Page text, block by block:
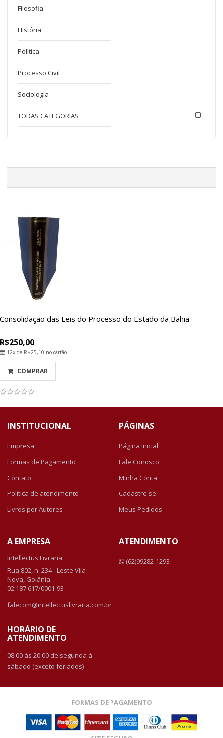
Filosofia
História
Política
Processo Civil
Sociologia
TODAS CATEGORIAS
Consolidação das Leis do Processo do Estado da Bahia
R$250,00
12x de R$25,10 no cartão
COMPRAR
INSTITUCIONAL
Empresa
Formas de Pagamento
Contato
Política de atendimento
Livros por Autores
PÁGINAS
Página Inicial
Fale Conosco
Minha Conta
Cadastre-se
Meus Pedidos
A EMPRESA
Intellectus Livraria
Rua 802, n. 234 - Leste Vila
Nova, Goiânia
02.187.617/0001-93
falecom@intellectuslivraria.com.br
HORÁRIO DE
ATENDIMENTO
08:00 às 20:00 de segunda à
sábado (exceto feriados)
ATENDIMENTO
(62)99282-1293
FORMAS DE PAGAMENTO